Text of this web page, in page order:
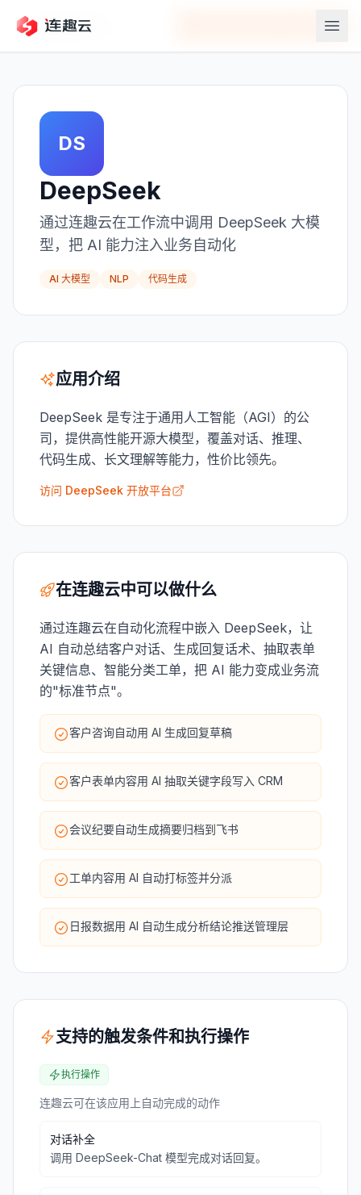
返回应用中心 DeepSeek
DS
DeepSeek
通过连趣云在工作流中调用 DeepSeek 大模
型，把 AI 能力注入业务自动化
AI 大模型 NLP 代码生成
应用介绍
DeepSeek 是专注于通用人工智能（AGI）的公
司，提供高性能开源大模型，覆盖对话、推理、
代码生成、长文理解等能力，性价比领先。
访问 DeepSeek 开放平台
在连趣云中可以做什么
通过连趣云在自动化流程中嵌入 DeepSeek，让
AI 自动总结客户对话、生成回复话术、抽取表单
关键信息、智能分类工单，把 AI 能力变成业务流
的"标准节点"。
客户咨询自动用 AI 生成回复草稿
客户表单内容用 AI 抽取关键字段写入 CRM
会议纪要自动生成摘要归档到飞书
工单内容用 AI 自动打标签并分派
日报数据用 AI 自动生成分析结论推送管理层
支持的触发条件和执行操作
执行操作
连趣云可在该应用上自动完成的动作
对话补全
调用 DeepSeek-Chat 模型完成对话回复。